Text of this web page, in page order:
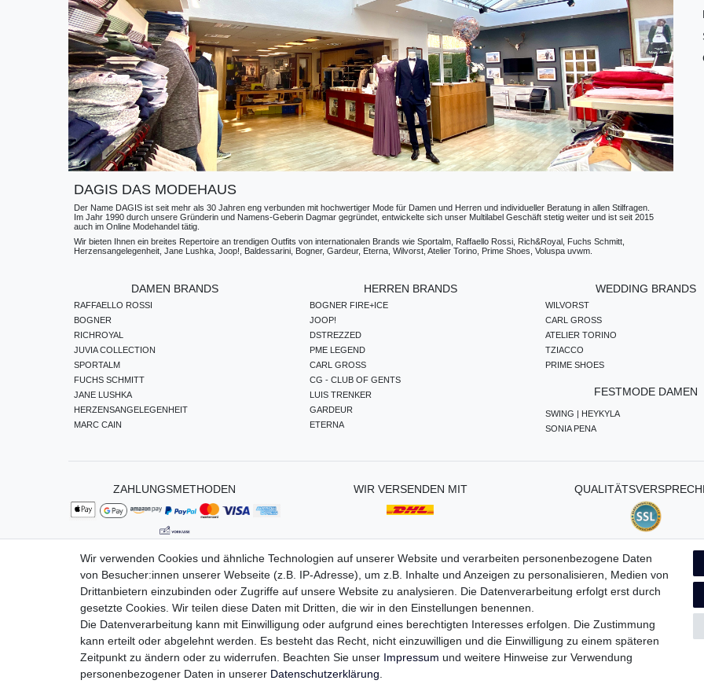
DAGIS DAS MODEHAUS
Der Name DAGIS ist seit mehr als 30 Jahren eng verbunden mit hochwertiger Mode für Damen und Herren und individueller Beratung in allen Stilfragen.
Im Jahr 1990 durch unsere Gründerin und Namens-Geberin Dagmar gegründet, entwickelte sich unser Multilabel Geschäft stetig weiter und ist seit 2015
auch im Online Modehandel tätig.
Wir bieten Ihnen ein breites Repertoire an trendigen Outfits von internationalen Brands wie Sportalm, Raffaello Rossi, Rich&Royal, Fuchs Schmitt,
Herzensangelegenheit, Jane Lushka, Joop!, Baldessarini, Bogner, Gardeur, Eterna, Wilvorst, Atelier Torino, Prime Shoes, Voluspa uvwm.
DAMEN BRANDS
RAFFAELLO ROSSI
BOGNER
RICHROYAL
JUVIA COLLECTION
SPORTALM
FUCHS SCHMITT
JANE LUSHKA
HERZENSANGELEGENHEIT
MARC CAIN
HERREN BRANDS
BOGNER FIRE+ICE
JOOP!
DSTREZZED
PME LEGEND
CARL GROSS
CG - CLUB OF GENTS
LUIS TRENKER
GARDEUR
ETERNA
WEDDING BRANDS
WILVORST
CARL GROSS
ATELIER TORINO
TZIACCO
PRIME SHOES
FESTMODE DAMEN
SWING | HEYKYLA
SONIA PENA
ZAHLUNGSMETHODEN WIR VERSENDEN MIT
Impressum Daten­schutz­erklärung AGB Widerrufs­recht Vertrag
Wir verwenden Cookies und ähnliche Technologien auf unserer Website und verarbeiten personenbezogene Daten
von Besucher:innen unserer Webseite (z.B. IP-Adresse), um z.B. Inhalte und Anzeigen zu personalisieren, Medien von
Drittanbietern einzubinden oder Zugriffe auf unsere Website zu analysieren. Die Datenverarbeitung erfolgt erst durch
gesetzte Cookies. Wir teilen diese Daten mit Dritten, die wir in den Einstellungen benennen.
Die Datenverarbeitung kann mit Einwilligung oder aufgrund eines berechtigten Interesses erfolgen. Die Zustimmung
kann erteilt oder abgelehnt werden. Es besteht das Recht, nicht einzuwilligen und die Einwilligung zu einem späteren
Zeitpunkt zu ändern oder zu widerrufen. Beachten Sie unser Impressum und weitere Hinweise zur Verwendung
personenbezogener Daten in unserer Daten­schutz­erklärung